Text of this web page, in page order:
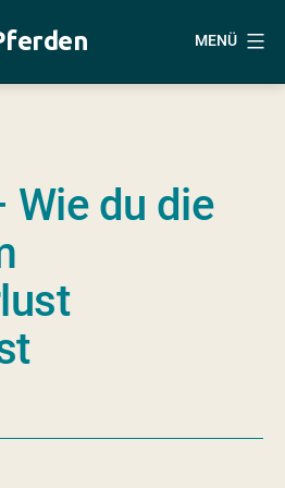
MENÜ
Wie du die